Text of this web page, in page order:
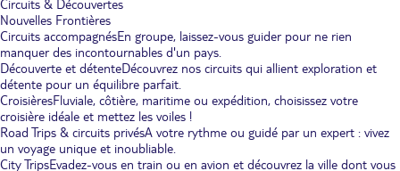
Circuits & Découvertes
Nouvelles Frontières
Circuits accompagnésEn groupe, laissez-vous guider pour ne rien
manquer des incontournables d'un pays.
Découverte et détenteDécouvrez nos circuits qui allient exploration et
détente pour un équilibre parfait.
CroisièresFluviale, côtière, maritime ou expédition, choisissez votre
croisière idéale et mettez les voiles !
Road Trips & circuits privésA votre rythme ou guidé par un expert : vivez
un voyage unique et inoubliable.
City TripsEvadez-vous en train ou en avion et découvrez la ville dont vous